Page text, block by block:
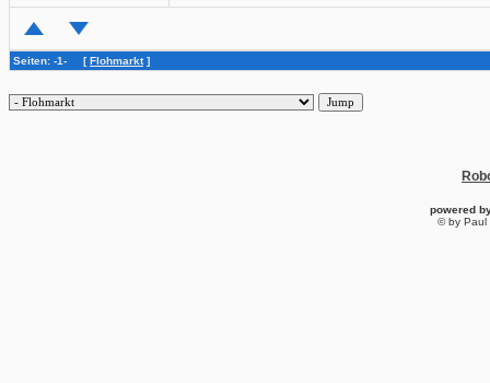
Seiten: -1- [Flohmarkt]
powered
© by Paul